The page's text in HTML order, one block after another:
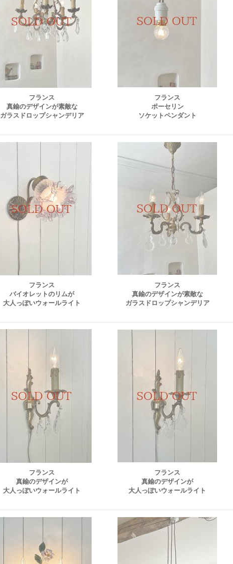
フランス
真鍮のデザインが素敵な
ガラスドロップシャンデリア
フランス
ポーセリン
ソケットペンダント
フランス
バイオレットのリムが
大人っぽいウォールライト
フランス
真鍮のデザインが素敵な
ガラスドロップシャンデリア
フランス
真鍮のデザインが
大人っぽいウォールライト
フランス
真鍮のデザインが
大人っぽいウォールライト